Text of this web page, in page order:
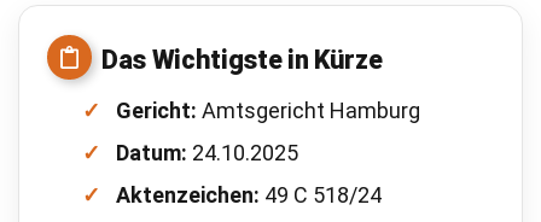
Das Wichtigste in Kürze
Gericht: Amtsgericht Hamburg
Datum: 24.10.2025
Aktenzeichen: 49 C 518/24